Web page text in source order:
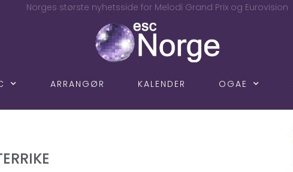
Norges største nyhetsside for Melodi Grand Prix og Eurovision
ARRANGØR KALENDER OGAE